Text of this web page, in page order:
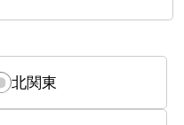
北関東